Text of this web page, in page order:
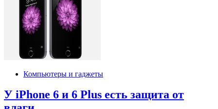
Компьютеры и гаджеты
У iPhone 6 и 6 Plus есть защита от